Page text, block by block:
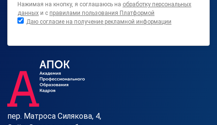
Нажимая на кнопку, я соглашаюсь на обработку персональных
данных и с правилами пользования Платформой
Даю согласие на получение рекламной информации
пер. Матроса Силякова, 4,